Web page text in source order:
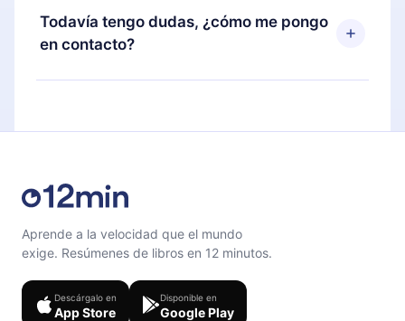
También puedes leer o escuchar tus títulos
favoritos sin conexión y desafiarte con un
puedes cancelar en cualquier momento y el
próximo ciclo de facturación no ocurrirá.
Todavía tengo dudas, ¿cómo me pongo
en contacto?
Siéntete libre de contactarnos en
Aprende a la velocidad que el mundo
exige. Resúmenes de libros en 12 minutos.
Descárgalo en
App Store
Disponible en
Google Play